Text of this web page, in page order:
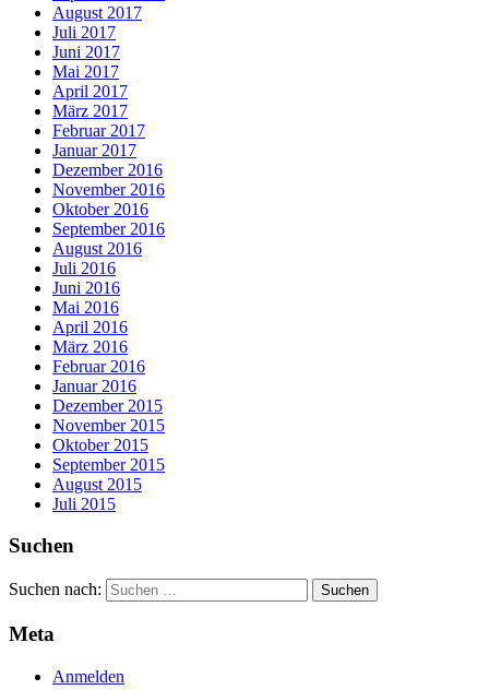
August 2017
Juli 2017
Juni 2017
Mai 2017
April 2017
März 2017
Februar 2017
Januar 2017
Dezember 2016
November 2016
Oktober 2016
September 2016
August 2016
Juli 2016
Juni 2016
Mai 2016
April 2016
März 2016
Februar 2016
Januar 2016
Dezember 2015
November 2015
Oktober 2015
September 2015
August 2015
Juli 2015
Suchen
Suchen nach:
Meta
Anmelden